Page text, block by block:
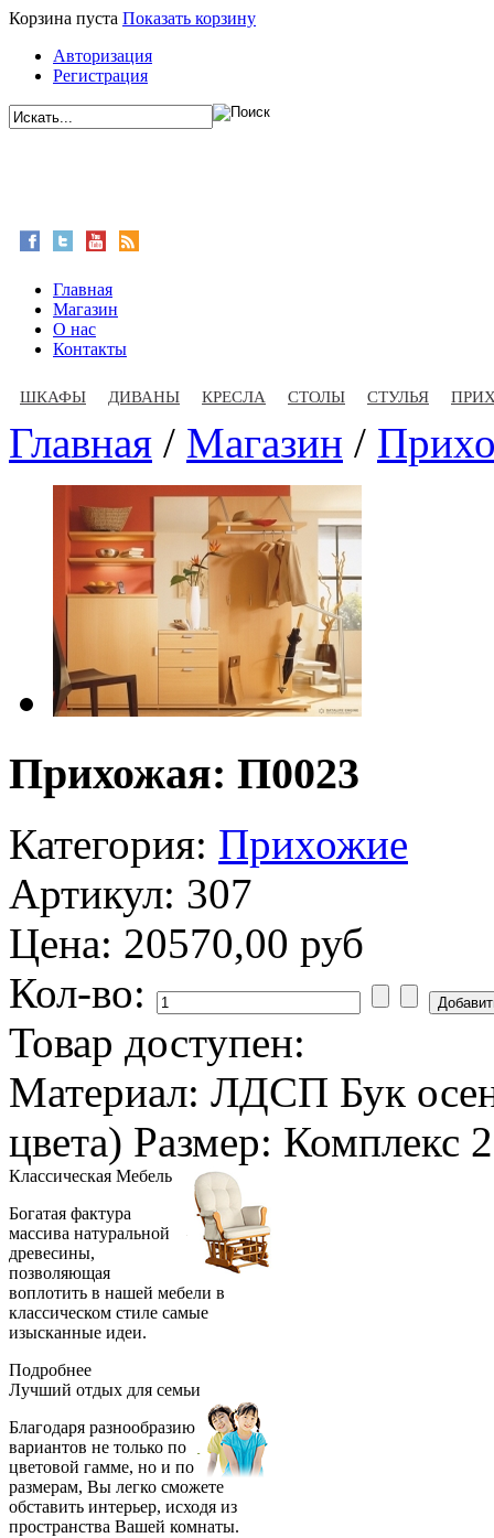
Корзина пуста Показать корзину
Авторизация
Регистрация
Главная
Магазин
О нас
Контакты
ШКАФЫ ДИВАНЫ КРЕСЛА СТОЛЫ СТУЛЬЯ
Главная / Магазин /
Прихожая: П0023
Категория: Прихожие
Артикул: 307
Цена: 20570,00 руб
Кол-во:
Товар доступен:
Материал: ЛДСП Бук
цвета) Размер:
Классическая Мебель
Богатая фактура
массива натуральной
древесины,
позволяющая
воплотить в нашей мебели в
классическом стиле самые
изысканные идеи.
Подробнее
Лучший отдых для семьи
Благодаря разнообразию
вариантов не только по
цветовой гамме, но и по
размерам, Вы легко сможете
обставить интерьер, исходя из
пространства Вашей комнаты.